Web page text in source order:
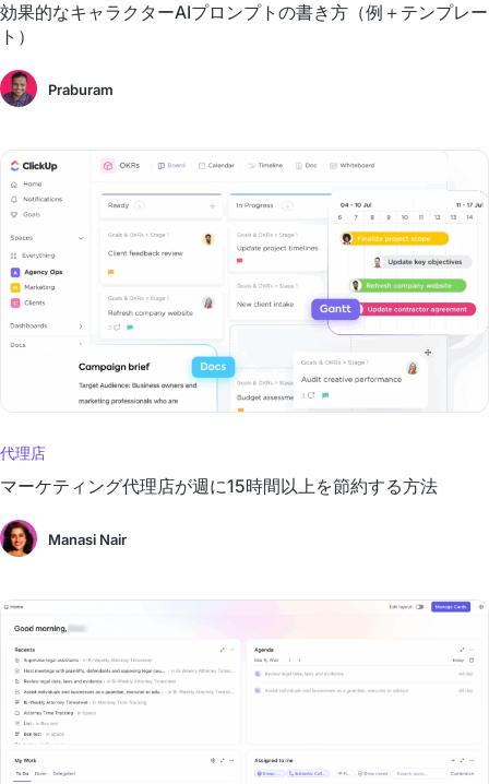
効果的なキャラクターAIプロンプトの書き方（例＋テンプレー
ト）
Praburam
代理店
マーケティング代理店が週に15時間以上を節約する方法
Manasi Nair